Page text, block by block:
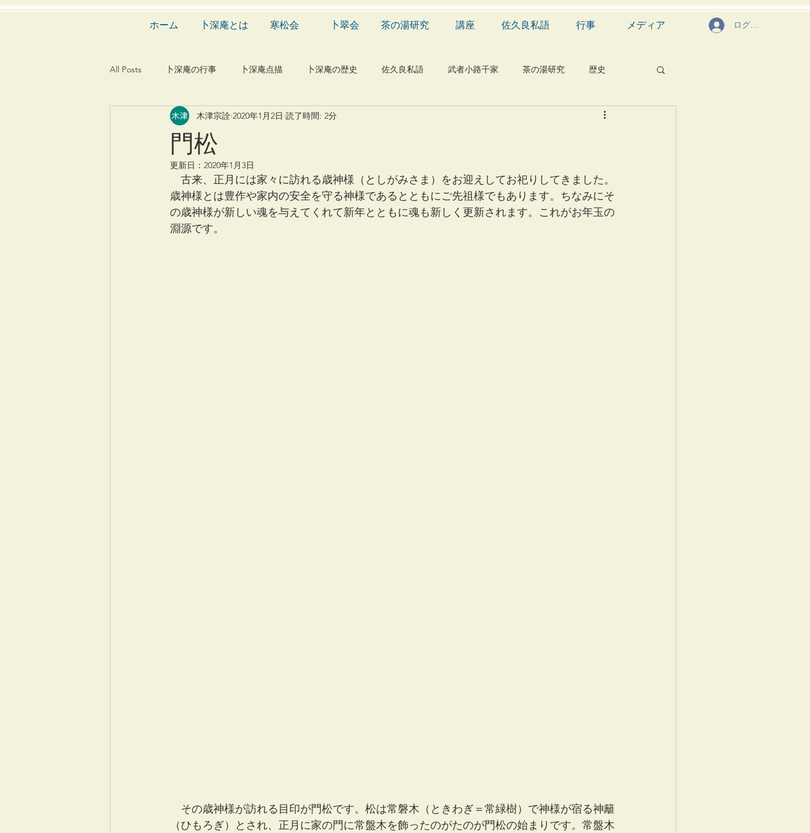
ホーム 卜深庵とは 寒松会 卜翠会 茶の湯研究 講座 佐久良私語 行事 メディア ログイン
All Posts 卜深庵の行事 卜深庵点描 卜深庵の歴史 佐久良私語 武者小路千家 茶の湯研究 歴史
漢詩 俳諧 文学 有職 食文化
建築 造園
門松
木津宗詮 2020年1月2日 読了時間: 2分
更新日： 2020年1月3日
古来、正月には家々に訪れる歳神様（としがみさま）をお迎えしてお祀りしてきました。
歳神様とは豊作や家内の安全を守る神様であるとともにご先祖様でもあります。ちなみにそ
の歳神様が新しい魂を与えてくれて新年とともに魂も新しく更新されます。これがお年玉の
淵源です。
その歳神様が訪れる目印が門松です。松は常磐木（ときわぎ＝常緑樹）で神様が宿る神籬
（ひもろぎ）とされ、正月に家の門に常盤木を飾ったのがたのが門松の始まりです。常盤木